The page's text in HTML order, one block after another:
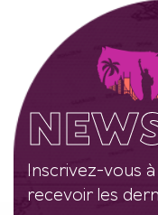
Inscrivez-vous
recevoir les